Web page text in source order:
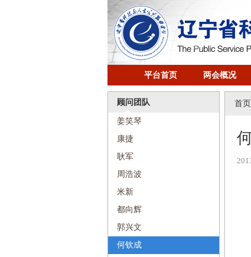
平台首页 两会概况
顾问团队
姜笑琴
康捷
耿军
周浩波
米新
都向辉
​郭兴文
何钦成
首页